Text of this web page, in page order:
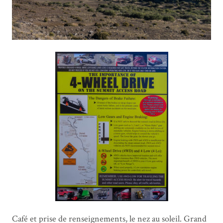
Café et prise de renseignements, le nez au soleil. Grand